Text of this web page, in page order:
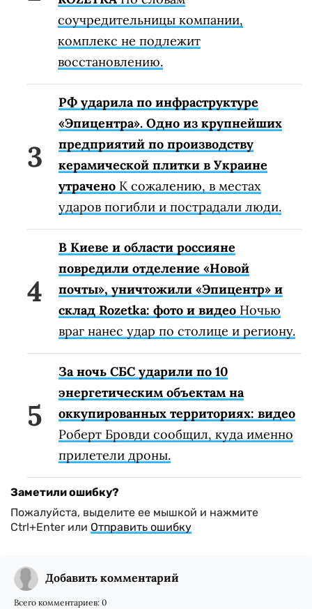
соучредительницы компании,
комплекс не подлежит
восстановлению.
РФ ударила по инфраструктуре
«Эпицентра». Одно из крупнейших
предприятий по производству
керамической плитки в Украине
утрачено К сожалению, в местах
ударов погибли и пострадали люди.
В Киеве и области россияне
повредили отделение «Новой
почты», уничтожили «Эпицентр» и
склад Rozetka: фото и видео Ночью
враг нанес удар по столице и региону.
За ночь СБС ударили по 10
энергетическим объектам на
оккупированных территориях: видео
Роберт Бровди сообщил, куда именно
прилетели дроны.
Заметили ошибку?
Пожалуйста, выделите ее мышкой и нажмите
Ctrl+Enter или Отправить ошибку
Добавить комментарий
Всего комментариев: 0